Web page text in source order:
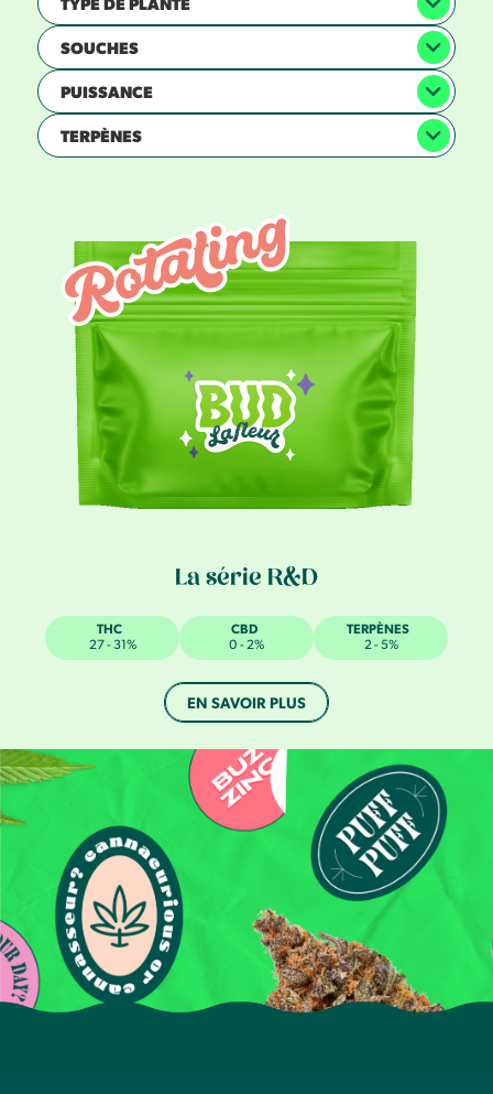
SOUCHES
PUISSANCE
TERPÈNES
La série R&D
THC
27 - 31%
CBD
0 - 2%
TERPÈNES
2 - 5%
EN SAVOIR PLUS